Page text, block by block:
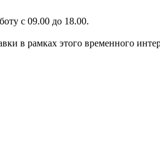
с 09.00 до 18.00.
в рамках этого временного